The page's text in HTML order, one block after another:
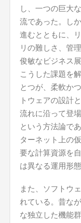
し、一つの巨大
流であった。
し
進むとともに、
リの難しさ、管
俊敏なビジネス
こうした課題を
とつが、柔軟か
トウェアの設計
流れに沿って登
という方法論で
ターネット上の
要な計算資源を
は異なる運用形
また、ソフトウ
れている。昔な
な独立した機能